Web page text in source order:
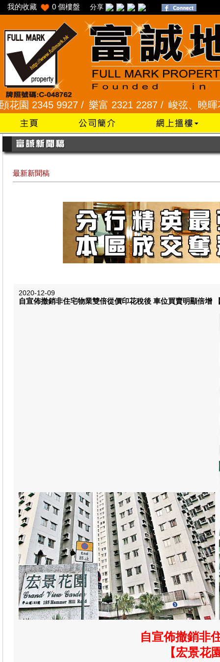
我的收藏 0 個樓盤 分享
9927 /樂富 2321 2287 /峻弦、曉暉花園 2345
最新新聞稿
2020-12-09
自宣佈撤銷非住宅物業雙倍從價印花稅後 車位買賣明顯倍增
自宣佈撤銷非
【宏景